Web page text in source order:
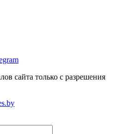
сайта только с разрешения